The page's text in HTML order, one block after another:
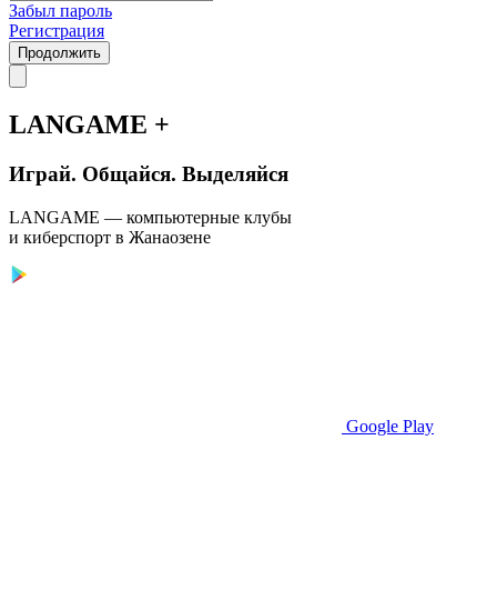
Забыл пароль
Регистрация
Продолжить
LANGAME +
Играй. Общайся. Выделяйся
LANGAME — компьютерные клубы
и киберспорт в Жанаозене
Google Play